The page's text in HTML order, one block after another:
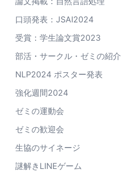
口頭発表：JSAI2024
受賞：学生論文賞2023
部活・サークル・ゼミの紹介
NLP2024 ポスター発表
強化週間2024
ゼミの運動会
ゼミの歓迎会
生協のサイネージ
謎解きLINEゲーム